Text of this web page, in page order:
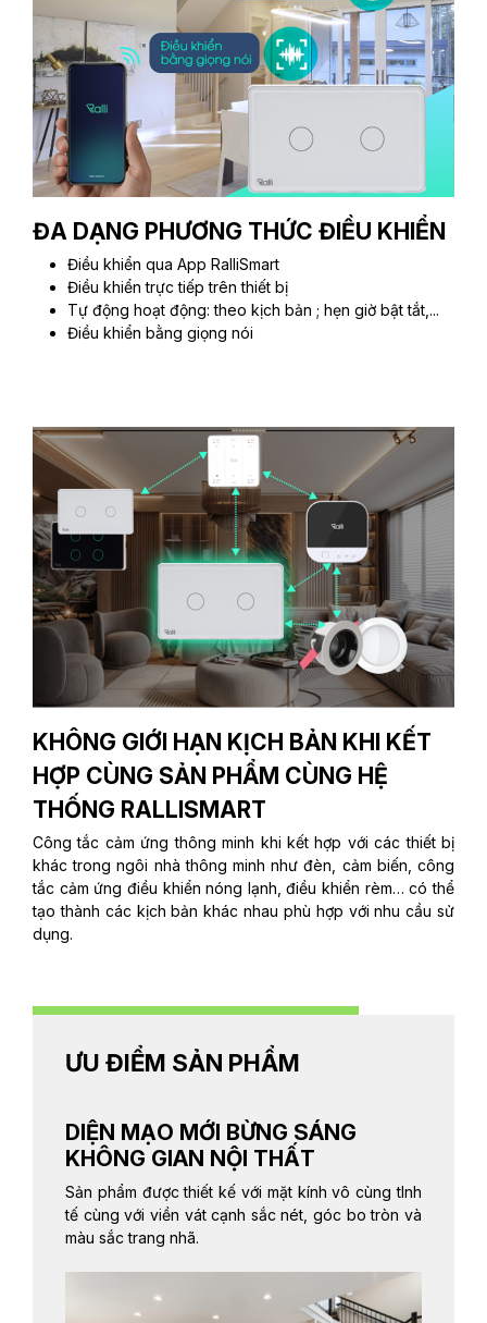
ĐA DẠNG PHƯƠNG THỨC ĐIỀU KHIỂN
Điều khiển qua App RalliSmart
Điều khiển trực tiếp trên thiết bị
Tự động hoạt động: theo kịch bản ; hẹn giờ bật tắt,...
Điều khiển bằng giọng nói
KHÔNG GIỚI HẠN KỊCH BẢN KHI KẾT
HỢP CÙNG SẢN PHẨM CÙNG HỆ
THỐNG RALLISMART
Công tắc cảm ứng thông minh khi kết hợp với các thiết bị
khác trong ngôi nhà thông minh như đèn, cảm biến, công
tắc cảm ứng điều khiển nóng lạnh, điều khiển rèm… có thể
tạo thành các kịch bản khác nhau phù hợp với nhu cầu sử
dụng.
ƯU ĐIỂM SẢN PHẨM
DIỆN MẠO MỚI BỪNG SÁNG
KHÔNG GIAN NỘI THẤT
Sản phẩm được thiết kế với mặt kính vô cùng tInh
tế cùng với viền vát cạnh sắc nét, góc bo tròn và
màu sắc trang nhã.